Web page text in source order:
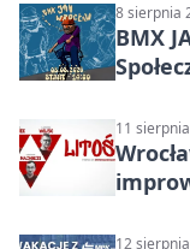
8 sierpnia
BMX
11
12